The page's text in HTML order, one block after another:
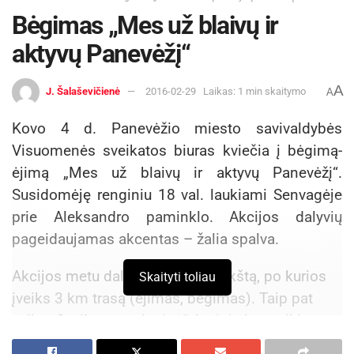
Bėgimas „Mes už blaivų ir
aktyvų Panevėžį“
J. Šalaševičienė 2016-02-29 Laikas: 1 min skaitymo AA
Kovo 4 d. Panevėžio miesto savivaldybės
Visuomenės sveikatos biuras kviečia į bėgimą-
ėjimą „Mes už blaivų ir aktyvų Panevėžį“.
Susidomėję renginiu 18 val. laukiami Senvagėje
prie Aleksandro paminklo. Akcijos dalyvių
pageidaujamas akcentas – žalia spalva.
Akcijos metu dalyviai atliks mankštą, po kurios
įveiks 3 km trasą (ėjimas, bėgimas). Taip pat
veiks „Sveikatos palapinė“, kurioje bus teikiama
informacija apie alkoholio žalą sveikatai, galės
Skaityti toliau